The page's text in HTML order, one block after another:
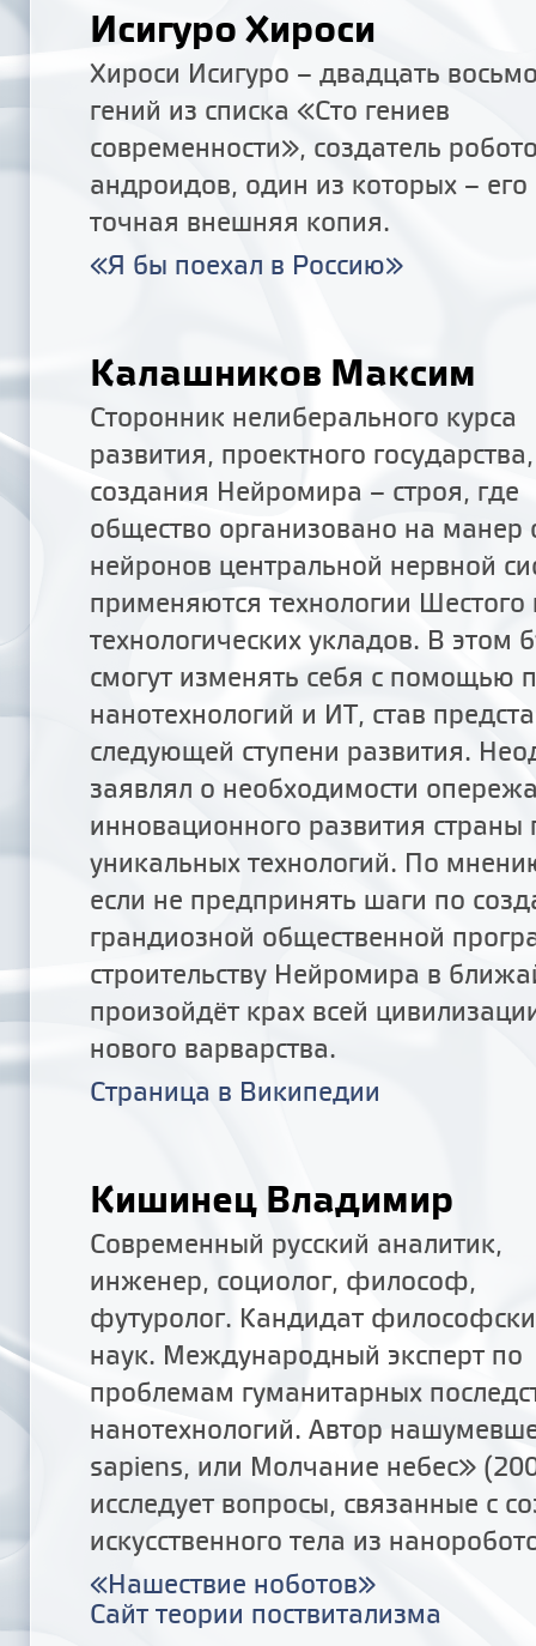
Исигуро Хироси
Хироси Исигуро – двадцать
гений из списка «Сто гениев
современности», создатель
андроидов, один из которых – его
точная внешняя копия.
«Я бы поехал в Россию»
Калашников Максим
Сторонник нелиберального курса
развития, проектного государства,
создания Нейромира – строя, где
общество организовано на манер
нейронов центральной нервной
применяются технологии
технологических укладов. В
смогут изменять себя с помощью
нанотехнологий и ИТ, став
следующей ступени развития.
заявлял о необходимости
инновационного развития
уникальных технологий. По
если не предпринять шаги по
грандиозной общественной
строительству Нейромира в
произойдёт крах всей
нового варварства.
Страница в Википедии
Кишинец Владимир
Современный русский аналитик,
инженер, социолог, философ,
футуролог. Кандидат
наук. Международный эксперт по
проблемам гуманитарных
нанотехнологий. Автор
sapiens, или Молчание небес»
исследует вопросы, связанные с
искусственного тела из
«Нашествие ноботов»
Сайт теории поствитализма